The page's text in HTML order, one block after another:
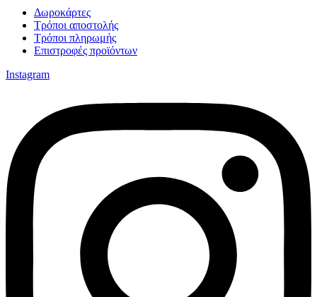
Δωροκάρτες
Τρόποι αποστολής
Τρόποι πληρωμής
Επιστροφές προϊόντων
Instagram